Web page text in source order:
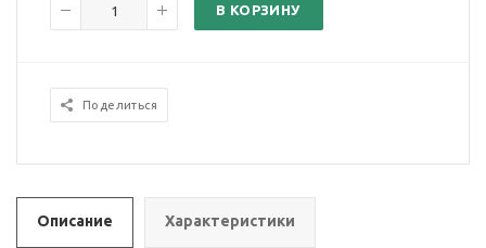
В КОРЗИНУ
Поделиться
Описание Характеристики